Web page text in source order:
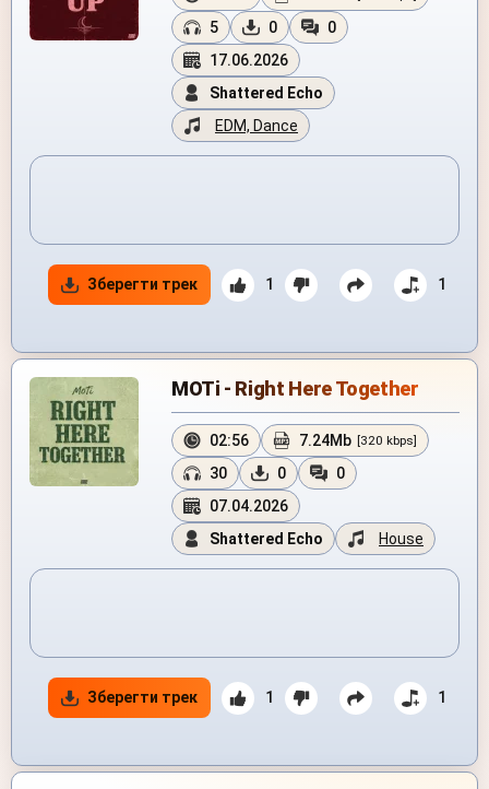
5 0
0
17.06.2026
Shattered Echo
EDM, Dance
Зберегти трек 1 1
MOTi - Right Here Together
02:56 7.24Mb [320 kbps]
30 0
0
07.04.2026
Shattered Echo
House
Зберегти трек 1 1